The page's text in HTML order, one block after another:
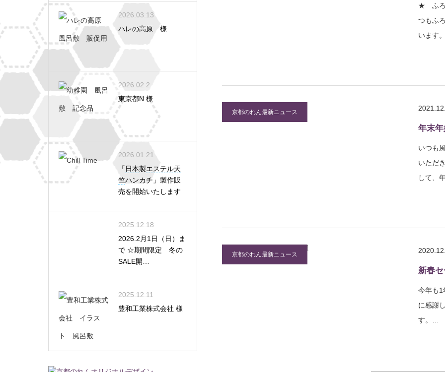
★ ふろ
つもふ
います
京都のれん最新ニュース
年末
いつも
いただ
して、
京都のれん最新ニュース
新春
今年も1
に感謝
す。…
2026.03.13
ハレの高原 様
2026.02.2
東京都N 様
2026.01.21
「 日本製エステル天
竺ハンカチ」製作販
売を開始いたします
2025.12.18
2026.2月1日（日）ま
で ☆期間限定 冬の
SALE開…
2025.12.11
豊和工業株式会社 様